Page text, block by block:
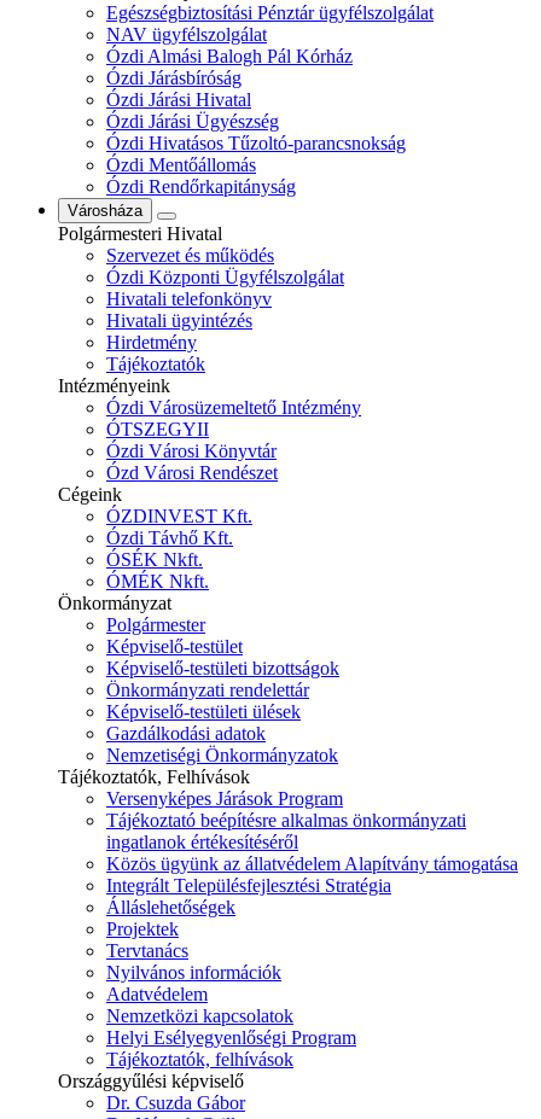
Egészségbiztosítási Pénztár ügyfélszolgálat
NAV ügyfélszolgálat
Ózdi Almási Balogh Pál Kórház
Ózdi Járásbíróság
Ózdi Járási Hivatal
Ózdi Járási Ügyészség
Ózdi Hivatásos Tűzoltó-parancsnokság
Ózdi Mentőállomás
Ózdi Rendőrkapitányság
Városháza
Polgármesteri Hivatal
Szervezet és működés
Ózdi Központi Ügyfélszolgálat
Hivatali telefonkönyv
Hivatali ügyintézés
Hirdetmény
Tájékoztatók
Intézményeink
Ózdi Városüzemeltető Intézmény
ÓTSZEGYII
Ózdi Városi Könyvtár
Ózd Városi Rendészet
Cégeink
ÓZDINVEST Kft.
Ózdi Távhő Kft.
ÓSÉK Nkft.
ÓMÉK Nkft.
Önkormányzat
Polgármester
Képviselő-testület
Képviselő-testületi bizottságok
Önkormányzati rendelettár
Képviselő-testületi ülések
Gazdálkodási adatok
Nemzetiségi Önkormányzatok
Tájékoztatók, Felhívások
Versenyképes Járások Program
Tájékoztató beépítésre alkalmas önkormányzati
ingatlanok értékesítéséről
Közös ügyünk az állatvédelem Alapítvány támogatása
Integrált Településfejlesztési Stratégia
Álláslehetőségek
Projektek
Tervtanács
Nyilvános információk
Adatvédelem
Nemzetközi kapcsolatok
Helyi Esélyegyenlőségi Program
Tájékoztatók, felhívások
Országgyűlési képviselő
Dr. Csuzda Gábor